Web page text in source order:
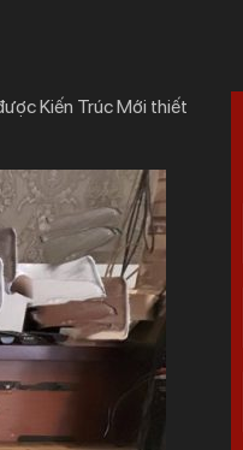
Kiến Trúc Mới thiết